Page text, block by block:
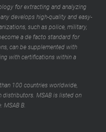
for extracting and analyzing
develops high-quality and easy-
such as police, military,
a de facto standard for
can be supplemented with
with certifications within a
100 countries worldwide,
distributors. MSAB is listed on
MSAB B.